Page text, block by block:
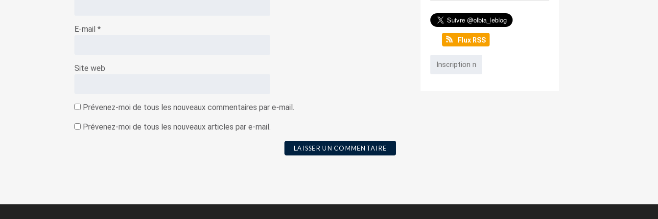
E-mail *
Site web
Prévenez-moi de tous les nouveaux commentaires par e-mail.
Prévenez-moi de tous les nouveaux articles par e-mail.
Flux RSS